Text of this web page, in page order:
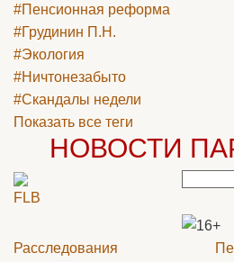
#Пенсионная реформа
#Грудинин П.Н.
#Экология
#Ничтонезабыто
#Скандалы недели
Показать все теги
НОВОСТИ
Расследования